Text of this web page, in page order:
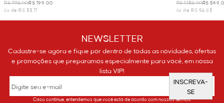
R$ 798,00R$ 199,00
6x de R$ 33,17
R$ 1.138,00R$
6x de R$ 94,83
NEWSLETTER
Cadastre-se agora e fique por dentro de todas as novidades, ofertas
e promoções que preparamos especialmente para você, em nossa
lista VIP!
INSCREVA-
SE
Caso continue, entendemos que você está de acordo com nossos termos.